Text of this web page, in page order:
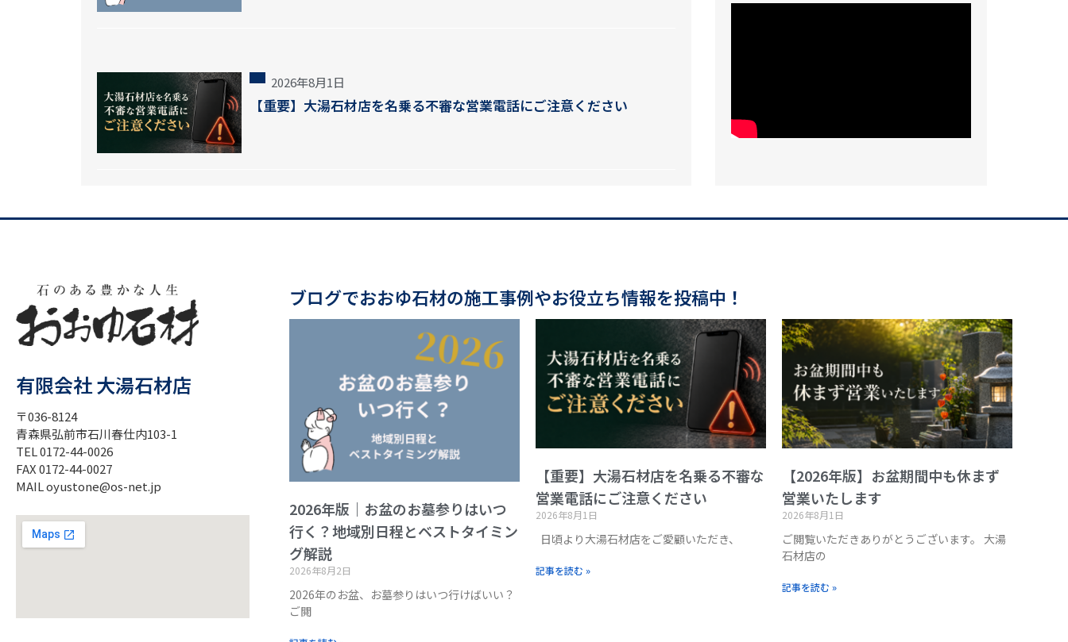
2026年8月1日
【重要】大湯石材店を名乗る不審な営業電話にご注意ください
有限会社 大湯石材店
〒036-8124
青森県弘前市石川春仕内103-1
TEL 0172-44-0026
FAX 0172-44-0027
MAIL oyustone@os-net.jp
ブログでおおゆ石材の施工事例やお役立ち情報を投稿中！
2026年版｜お盆のお墓参りはいつ
行く？地域別日程とベストタイミン
グ解説
2026年8月2日
2026年のお盆、お墓参りはいつ行けばいい？
ご閲
【重要】大湯石材店を名乗る不審な
営業電話にご注意ください
2026年8月1日
日頃より大湯石材店をご愛顧いただき、
記事を読む »
【2026年版】お盆期間中も休まず
営業いたします
2026年8月1日
ご閲覧いただきありがとうございます。 大湯
石材店の
記事を読む »